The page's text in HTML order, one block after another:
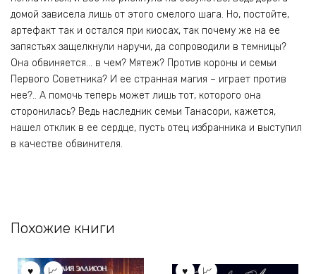
домой зависела лишь от этого смелого шага. Но, постойте,
артефакт так и остался при киосах, так почему же на ее
запястьях защелкнули наручи, да сопроводили в темницы?
Она обвиняется… в чем? Мятеж? Против короны и семьи
Первого Советника? И ее странная магия – играет против
нее?.. А помочь теперь может лишь тот, которого она
сторонилась? Ведь наследник семьи Танасори, кажется,
нашел отклик в ее сердце, пусть отец избранника и выступил
в качестве обвинителя.
Похожие книги